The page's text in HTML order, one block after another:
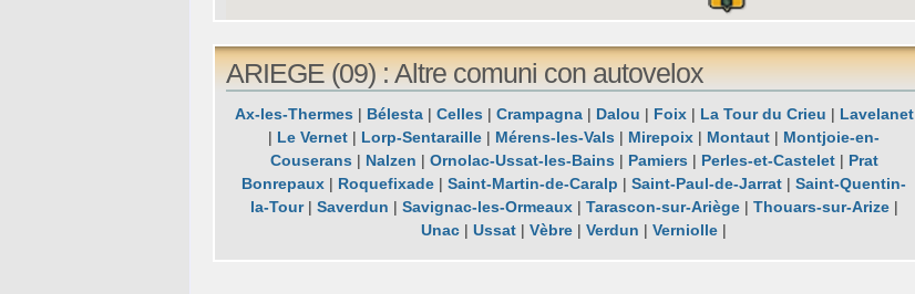
ARIEGE (09) : Altre comuni con autovelox
Ax-les-Thermes | Bélesta| Celles | Crampagna| Dalou | Foix| La Tour du Crieu | Lavelanet
| Le Vernet | Lorp-Sentaraille | Mérens-les-Vals | Mirepoix | Montaut | Montjoie-en-
Couserans | Nalzen | Ornolac-Ussat-les-Bains | Pamiers | Perles-et-Castelet| Prat
Bonrepaux | Roquefixade |Saint-Martin-de-Caralp |Saint-Paul-de-Jarrat |Saint-Quentin-
la-Tour| Saverdun | Savignac-les-Ormeaux| Tarascon-sur-Ariège| Thouars-sur-Arize|
Unac |Ussat |Vèbre |Verdun |Verniolle |